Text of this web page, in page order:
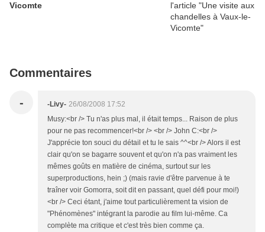
Vicomte
Commentaires
- -Livy- 26/08/2008 17:52
Musy:<br /> Tu n'as plus mal, il était temps... Raison de plus
pour ne pas recommencer!<br /> <br /> John C:<br />
J'apprécie ton souci du détail et tu le sais ^^<br /> Alors il est
clair qu'on se bagarre souvent et qu'on n'a pas vraiment les
mêmes goûts en matière de cinéma, surtout sur les
superproductions, hein ;) (mais ravie d'être parvenue à te
traîner voir Gomorra, soit dit en passant, quel défi pour moi!)
<br /> Ceci étant, j'aime tout particulièrement ta vision de
"Phénomènes" intégrant la parodie au film lui-même. Ca
complète ma critique et c'est très bien comme ça.